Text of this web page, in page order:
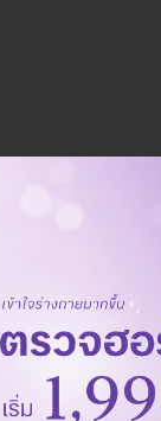
สามารถขอรับใบเสร็
09 ต.ค. 2024
HDmall ไม่สามารถออกใ
เงินได้